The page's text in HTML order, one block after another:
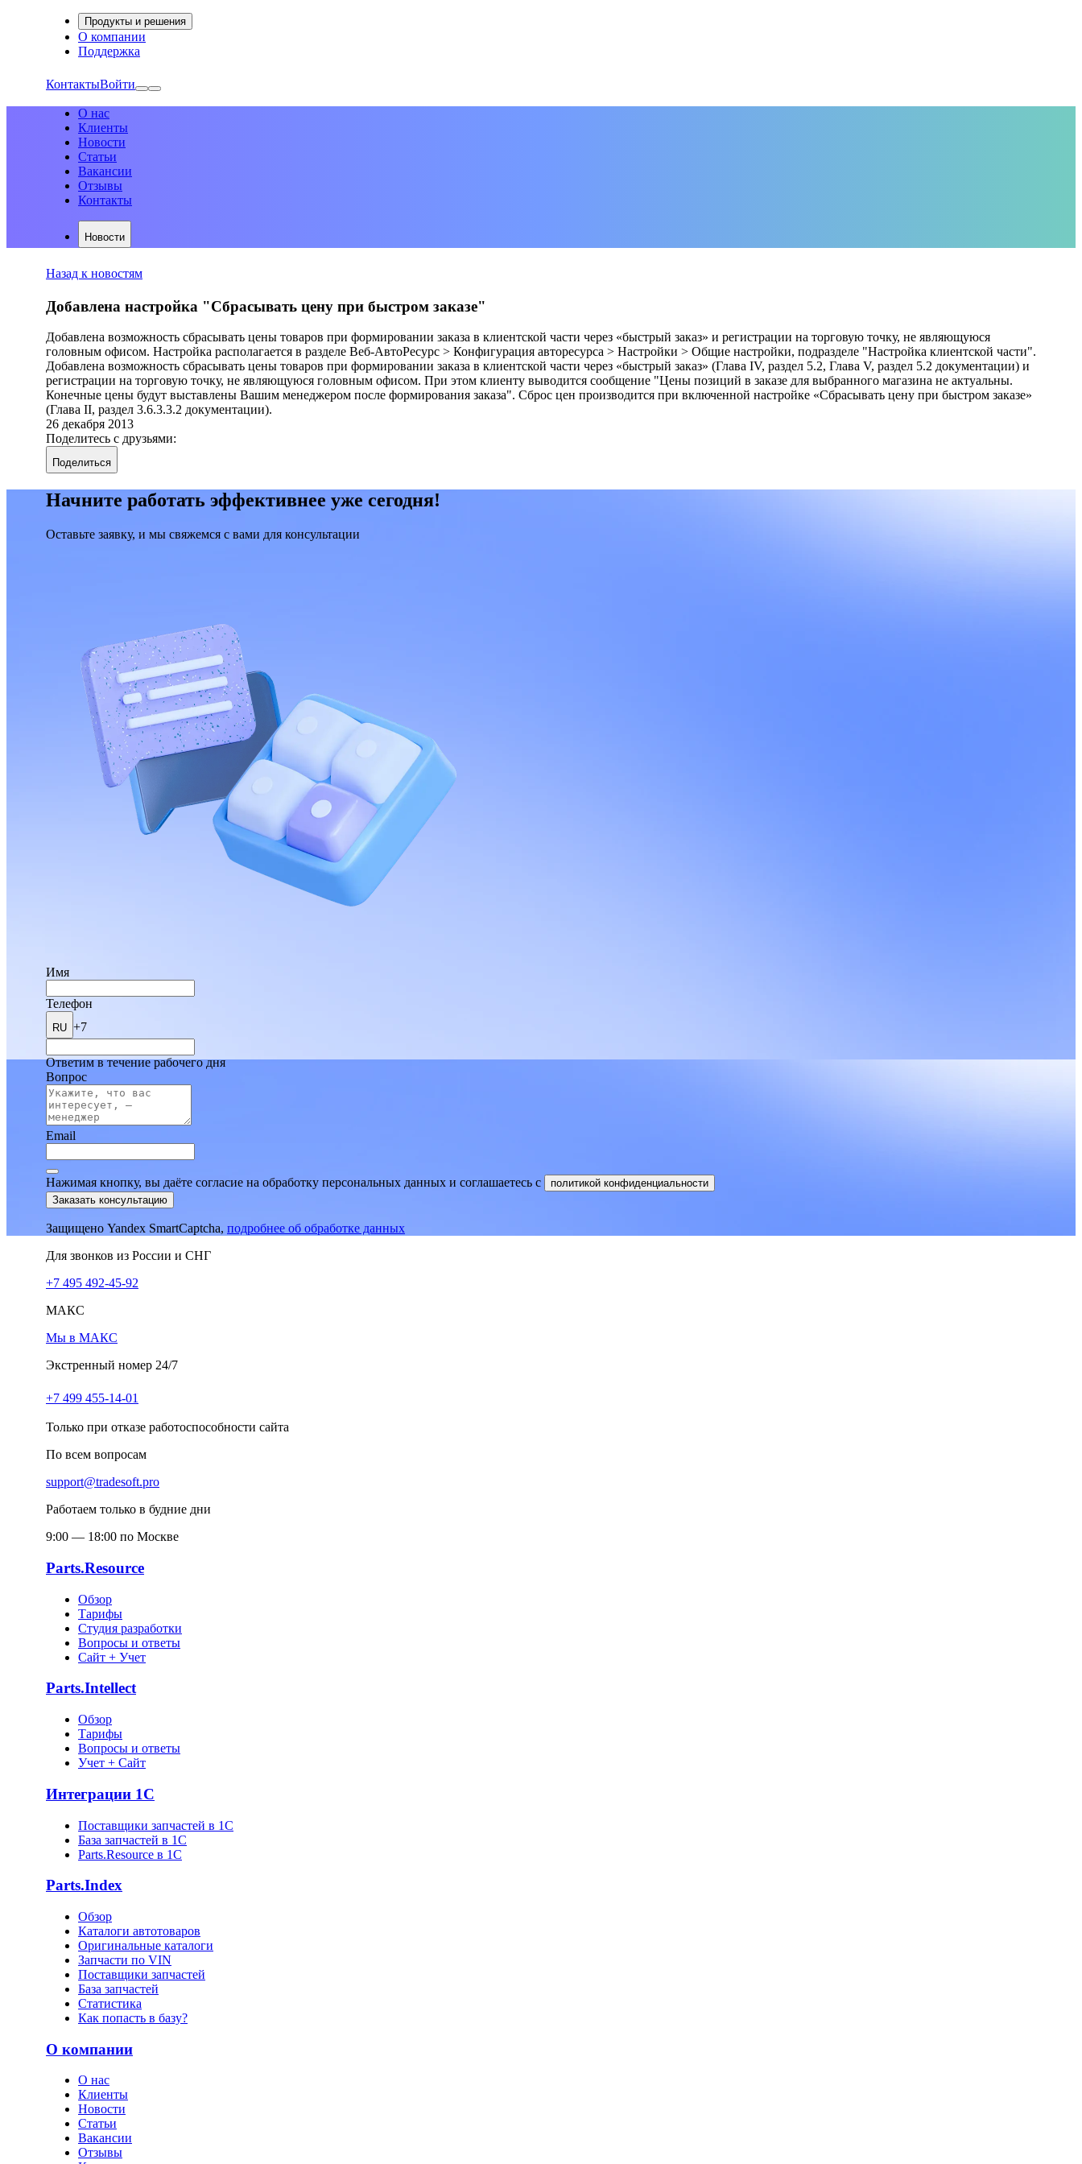
Продукты и решения
О компании
Поддержка
КонтактыВойти
О нас
Клиенты
Новости
Статьи
Вакансии
Отзывы
Контакты
Новости
Назад к новостям
Добавлена настройка "Сбрасывать цену при быстром заказе"
Добавлена возможность сбрасывать цены товаров при формировании заказа в клиентской части через «быстрый заказ» и регистрации на торговую точку, не являющуюся
головным офисом. Настройка располагается в разделе Веб-АвтоРесурс > Конфигурация авторесурса > Настройки > Общие настройки, подразделе "Настройка клиентской части".
Добавлена возможность сбрасывать цены товаров при формировании заказа в клиентской части через «быстрый заказ» (Глава IV, раздел 5.2, Глава V, раздел 5.2 документации) и
регистрации на торговую точку, не являющуюся головным офисом. При этом клиенту выводится сообщение "Цены позиций в заказе для выбранного магазина не актуальны.
Конечные цены будут выставлены Вашим менеджером после формирования заказа". Сброс цен производится при включенной настройке «Сбрасывать цену при быстром заказе»
(Глава II, раздел 3.6.3.3.2 документации).
26 декабря 2013
Поделитесь с друзьями:
Поделиться
Начните работать эффективнее уже сегодня!
Оставьте заявку, и мы свяжемся с вами для консультации
Имя
Телефон
RU +7
Ответим в течение рабочего дня
Вопрос
Email
Нажимая кнопку, вы даёте согласие на обработку персональных данных и соглашаетесь c
политикой конфиденциальности
Заказать консультацию
Защищено Yandex SmartCaptcha, подробнее об обработке данных
Для звонков из России и СНГ
+7 495 492-45-92
МАКС
Мы в МАКС
Экстренный номер 24/7
+7 499 455-14-01
Только при отказе работоспособности сайта
По всем вопросам
support@tradesoft.pro
Работаем только в будние дни
9:00 — 18:00 по Москве
Parts.Resource
Обзор
Тарифы
Студия разработки
Вопросы и ответы
Сайт + Учет
Parts.Intellect
Обзор
Тарифы
Вопросы и ответы
Учет + Сайт
Интеграции 1С
Поставщики запчастей в 1C
База запчастей в 1С
Parts.Resource в 1C
Parts.Index
Обзор
Каталоги автотоваров
Оригинальные каталоги
Запчасти по VIN
Поставщики запчастей
База запчастей
Статистика
Как попасть в базу?
О компании
О нас
Клиенты
Новости
Статьи
Вакансии
Отзывы